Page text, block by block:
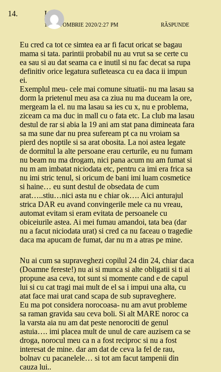
Lore
13 OCTOMBRIE 2020/2:27 PM RĂSPUNDE
Eu cred ca tot ce simtea ea ar fi facut oricat se bagau
mama si tata. parintii probabil nu au vrut sa se certe cu
ea sau si au dat seama ca e inutil si nu fac decat sa rupa
definitiv orice legatura sufleteasca cu ea daca ii impun
ei.
Exemplul meu- cele mai comune situatii- nu ma lasau sa
dorm la prietenul meu asa ca ziua nu ma duceam la ore,
mergeam la el. nu ma lasau sa ies cu x, nu e problema,
ziceam ca ma duc in mall cu o fata etc. La club ma lasau
destul de rar si abia la 19 ani am stat pana dimineata fara
sa ma sune dar nu prea sufeream pt ca nu vroiam sa
pierd des noptile si sa arat obosita. La noi astea legate
de dormitul la alte persoane erau certurile, eu nu fumam
nu beam nu ma drogam, nici pana acum nu am fumat si
nu m am imbatat niciodata etc, pentru ca imi era frica sa
nu imi stric tenul, si oricum de bani imi luam cosmetice
si haine… eu sunt destul de obsedata de cum
arat…..stiu…nici asta nu e chiar ok…. Aici anturajul
strica DAR eu avand convingerile mele ca nu vreau,
automat evitam si eram evitata de persoanele cu
obiceiurile astea. Ai mei fumau amandoi, tata bea (dar
nu a facut niciodata urat) si cred ca nu faceau o tragedie
daca ma apucam de fumat, dar nu m a atras pe mine.
Nu ai cum sa supraveghezi copilul 24 din 24, chiar daca
(Doamne fereste!) nu ai si munca si alte obligatii si ti ai
propune asa ceva, tot sunt si momente cand e de capul
lui si cu cat tragi mai mult de el sa i impui una alta, cu
atat face mai urat cand scapa de sub supraveghere.
Eu ma pot considera norocoasa- nu am avut probleme
sa raman gravida sau ceva boli. Si alt MARE noroc ca
la varsta aia nu am dat peste nenorociti de genul
astuia…. imi placea mult de unul de care auzisem ca se
droga, norocul meu ca n a fost reciproc si nu a fost
interesat de mine. dar am dat de ceva la fel de rau,
bolnav cu pacanelele… si tot am facut tampenii din
cauza lui..